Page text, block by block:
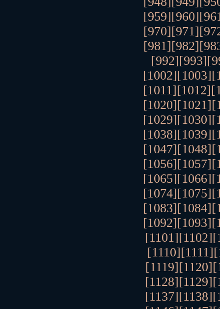
[959][960]
[970][971]
[981][982]
[992][993]
[1002][1003]
[1011][1012]
[1020][1021]
[1029][1030]
[1038][1039]
[1047][1048]
[1056][1057]
[1065][1066]
[1074][1075]
[1083][1084]
[1092][1093]
[1101][1102]
[1110][1111]
[1119][1120]
[1128][1129]
[1137][1138]